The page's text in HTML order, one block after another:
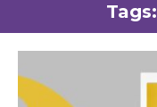
Tags: